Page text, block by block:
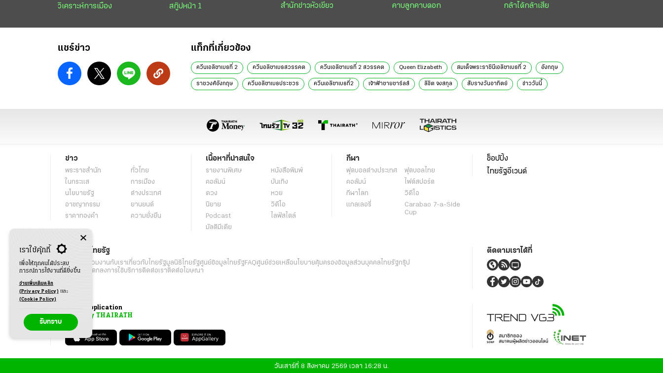
วิเคราะห์การเมือง สกู๊ปหน้า 1 สำนักข่าวหัวเขียว คาบลูกคาบดอก กล้าได้กล้าเสีย
แชร์ข่าว แท็กที่เกี่ยวข้อง
ควีนเอลิซาเบธที่ 2 ควีนอลิซาเบธสวรรคต ควีนเอลิซาเบธที่ 2 สวรรคต Queen Elizabeth สมเด็จพระราชินีเอลิซาเบธที่ 2 อังกฤษ
ราชวงศ์อังกฤษ ควีนอลิซาเบธประชวร ควีนเอลิซาเบธที่2 เจ้าฟ้าชายชาร์ลส์ ลิขิต จงสกุล สับรางวันอาทิตย์ ข่าววันนี้
ข่าว
พระราชสำนัก
ทั่วไทย
ในกระแส
การเมือง
นโยบายรัฐ
ต่างประเทศ
อาชญากรรม
ยานยนต์
ราคาทองคำ
ความยั่งยืน
เนื้อหาที่น่าสนใจ
รายงานพิเศษ
หนังสือพิมพ์
คอลัมน์
บันเทิง
ดวง
หวย
นิยาย
วิดีโอ
Podcast
ไลฟ์สไตล์
มัลติมีเดีย
กีฬา
ฟุตบอลต่่างประเทศ
ฟุตบอลไทย
คอลัมน์
ไฟต์สปอร์ต
กีฬาโลก
วิดีโอ
แกลเลอรี่
Carabao 7-a-Side
Cup
ช็อปปิ้ง
ไทยรัฐอีเวนต์
เกี่ยวกับไทยรัฐ
กิจกรรม ร่วมงานกับเราเกี่ยวกับไทยรัฐมูลนิธิไทยรัฐศูนย์ข้อมูลไทยรัฐFAQศูนย์ช่วยเหลือนโยบายคุ้มครองข้อมูลส่วนบุคคลไทยรัฐกรุ๊ป
เงื่อนไขข้อตกลงการใช้บริการติดต่อเราติดต่อโฆษณา
ติดตามเราได้ที่
Application
My THAIRATH
วันเสาร์ที่ 8 สิงหาคม 2569 เวลา 16:28 น.
เราใช้คุ้กกี้
เพื่อให้ทุกคนได้ประสบ
การณ์การใช้งานที่ดียิ่งขึ้น
อ่านเพิ่มเติมคลิก
(Privacy Policy) และ
(Cookie Policy)
รับทราบ